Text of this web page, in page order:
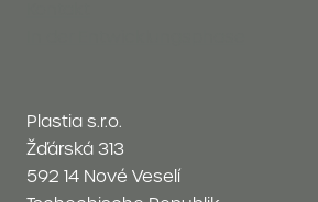
Plastia s.r.o.
Žďárská 313
592 14 Nové Veselí